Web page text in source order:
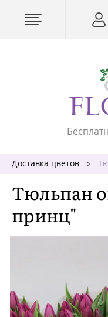
Доставка цветов
Тюльпан
принц"